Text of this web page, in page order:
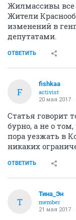
Жилмассивы
Жители
изменений в
депутатами.
ОТВЕТИТЬ
F
fishkaa
activist
20 мая 2017
Статья говорит
бурно, а не о том,
пора уезжать в
никаких
ОТВЕТИТЬ
Т
Тина_Эн
member
21 мая 2017